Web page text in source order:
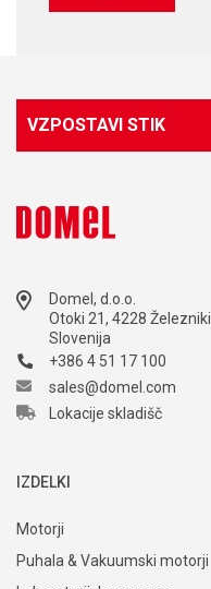
VZPOSTAVI STIK
Domel, d.o.o.
Otoki 21, 4228 Železniki
Slovenija
+386 4 51 17 100
sales@domel.com
Lokacije skladišč
IZDELKI
Motorji
Puhala & Vakuumski motorji